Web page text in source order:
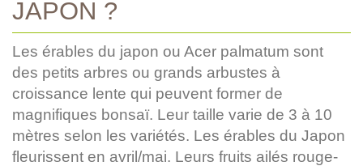
JAPON ?
Les érables du japon ou Acer palmatum sont
des petits arbres ou grands arbustes à
croissance lente qui peuvent former de
magnifiques bonsaï. Leur taille varie de 3 à 10
mètres selon les variétés. Les érables du Japon
fleurissent en avril/mai. Leurs fruits ailés rouge-